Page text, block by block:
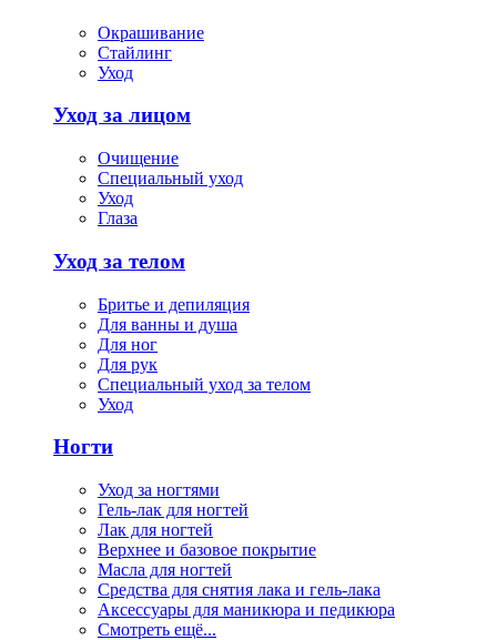
Окрашивание
Стайлинг
Уход
Уход за лицом
Очищение
Специальный уход
Уход
Глаза
Уход за телом
Бритье и депиляция
Для ванны и душа
Для ног
Для рук
Специальный уход за телом
Уход
Ногти
Уход за ногтями
Гель-лак для ногтей
Лак для ногтей
Верхнее и базовое покрытие
Масла для ногтей
Средства для снятия лака и гель-лака
Аксессуары для маникюра и педикюра
Смотреть ещё...